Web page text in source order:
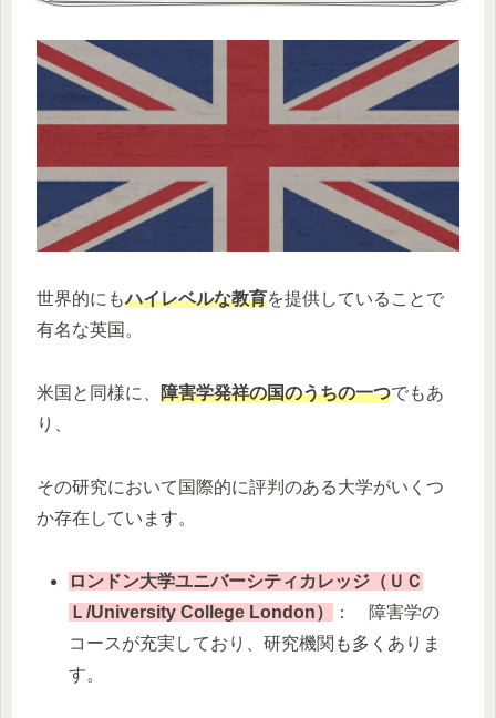
世界的にもハイレベルな教育を提供していることで
有名な英国。
米国と同様に、 障害学発祥の国のうちの一つでもあ
り、
その研究において国際的に評判のある大学がいくつ
か存在しています。
ロンドン大学ユニバーシティカレッジ（ＵＣ
Ｌ/University College London）
： 障害学の
コースが充実しており、研究機関も多くありま
す。